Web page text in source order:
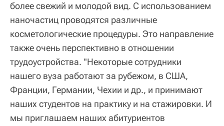
более свежий и молодой вид. С использованием
наночастиц проводятся различные
косметологические процедуры. Это направление
также очень перспективно в отношении
трудоустройства. "Некоторые сотрудники
нашего вуза работают за рубежом, в США,
Франции, Германии, Чехии и др., и принимают
наших студентов на практику и на стажировки. И
мы приглашаем наших абитуриентов